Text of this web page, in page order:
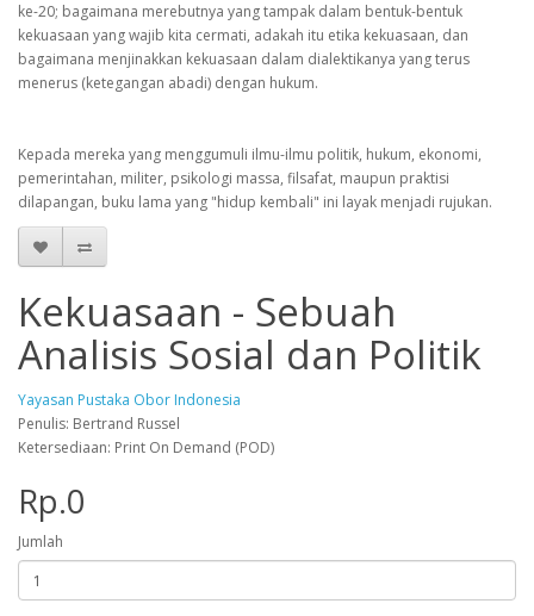
ke-20; bagaimana merebutnya yang tampak dalam bentuk-bentuk
kekuasaan yang wajib kita cermati, adakah itu etika kekuasaan, dan
bagaimana menjinakkan kekuasaan dalam dialektikanya yang terus
menerus (ketegangan abadi) dengan hukum.
Kepada mereka yang menggumuli ilmu-ilmu politik, hukum, ekonomi,
pemerintahan, militer, psikologi massa, filsafat, maupun praktisi
dilapangan, buku lama yang "hidup kembali" ini layak menjadi rujukan.
Kekuasaan - Sebuah
Analisis Sosial dan Politik
Yayasan Pustaka Obor Indonesia
Penulis: Bertrand Russel
Ketersediaan: Print On Demand (POD)
Rp.0
Jumlah